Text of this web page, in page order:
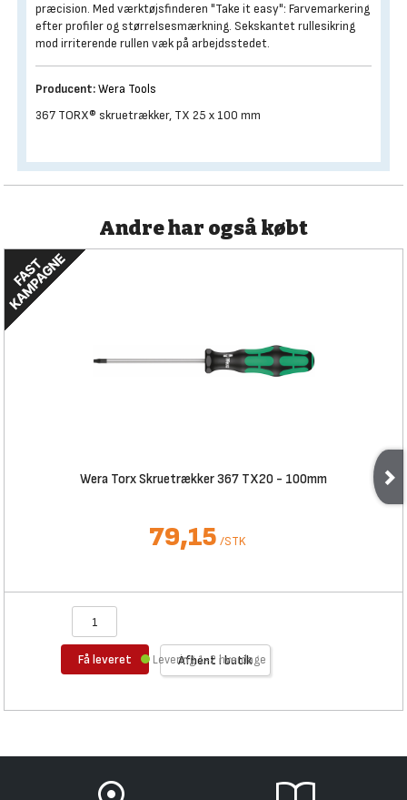
præcision. Med værktøjsfinderen "Take it easy": Farvemarkering
efter profiler og størrelsesmærkning. Sekskantet rullesikring
mod irriterende rullen væk på arbejdsstedet.
Producent:Wera Tools
367 TORX® skruetrækker, TX 25 x 100 mm
Andre har også købt
Wera Torx Skruetrækker 367 TX20 - 100mm
79,15 /STK
Få leveret Afhent i butik
Levering 1-2 hverdage